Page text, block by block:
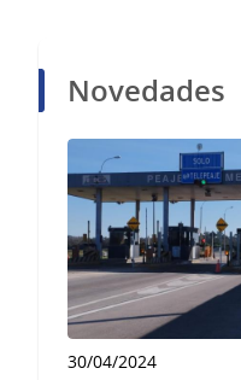
Novedades
30/04/2024